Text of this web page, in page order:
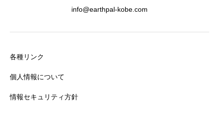
info@earthpal-kobe.com
各種リンク
個人情報について
情報セキュリティ方針